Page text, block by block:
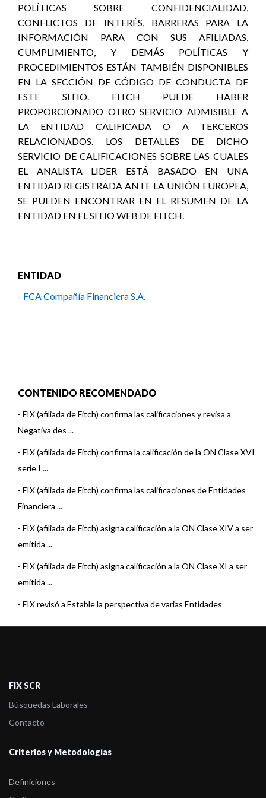
POLÍTICAS SOBRE CONFIDENCIALIDAD,
CONFLICTOS DE INTERÉS, BARRERAS PARA LA
INFORMACIÓN PARA CON SUS AFILIADAS,
CUMPLIMIENTO, Y DEMÁS POLÍTICAS Y
PROCEDIMIENTOS ESTÁN TAMBIÉN DISPONIBLES
EN LA SECCIÓN DE CÓDIGO DE CONDUCTA DE
ESTE SITIO. FITCH PUEDE HABER
PROPORCIONADO OTRO SERVICIO ADMISIBLE A
LA ENTIDAD CALIFICADA O A TERCEROS
RELACIONADOS. LOS DETALLES DE DICHO
SERVICIO DE CALIFICACIONES SOBRE LAS CUALES
EL ANALISTA LIDER ESTÁ BASADO EN UNA
ENTIDAD REGISTRADA ANTE LA UNIÓN EUROPEA,
SE PUEDEN ENCONTRAR EN EL RESUMEN DE LA
ENTIDAD EN EL SITIO WEB DE FITCH.
ENTIDAD
- FCA Compañía Financiera S.A.
CONTENIDO RECOMENDADO
- FIX (afiliada de Fitch) confirma las calificaciones y revisa a
Negativa des ...
- FIX (afiliada de Fitch) confirma la calificación de la ON Clase XVI
serie I ...
- FIX (afiliada de Fitch) confirma las calificaciones de Entidades
Financiera ...
- FIX (afiliada de Fitch) asigna calificación a la ON Clase XIV a ser
emitida ...
- FIX (afiliada de Fitch) asigna calificación a la ON Clase XI a ser
emitida ...
- FIX revisó a Estable la perspectiva de varias Entidades
- FIX (afiliada de Fitch) confirma las calificaciones de las cuatro
Fix (afiliada de Fitch) confirma la calificación de ON Clase IX Seri
-Fix (afiliada de Fitch) asigna la calificación de ON Clase IX Serie
FIX SCR
Búsquedas Laborales
Contacto
Criterios y Metodologías
Definiciones